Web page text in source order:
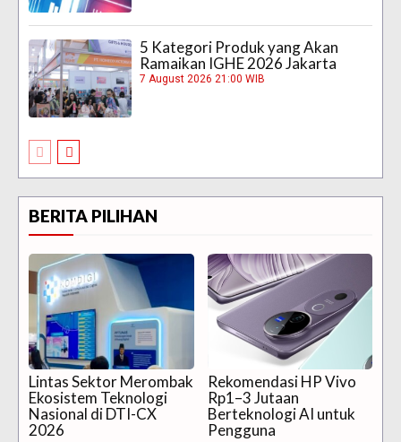
5 Kategori Produk yang Akan
Ramaikan IGHE 2026 Jakarta
7 August 2026 21:00 WIB
BERITA PILIHAN
Lintas Sektor Merombak
Ekosistem Teknologi
Nasional di DTI-CX
2026
Rekomendasi HP Vivo
Rp1–3 Jutaan
Berteknologi AI untuk
Pengguna